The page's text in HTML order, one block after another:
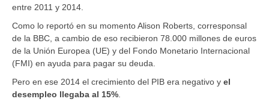
entre 2011 y 2014.
Como lo reportó en su momento Alison Roberts, corresponsal
de la BBC, a cambio de eso recibieron 78.000 millones de euros
de la Unión Europea (UE) y del Fondo Monetario Internacional
(FMI) en ayuda para pagar su deuda.
Pero en ese 2014 el crecimiento del PIB era negativo y el
desempleo llegaba al 15%